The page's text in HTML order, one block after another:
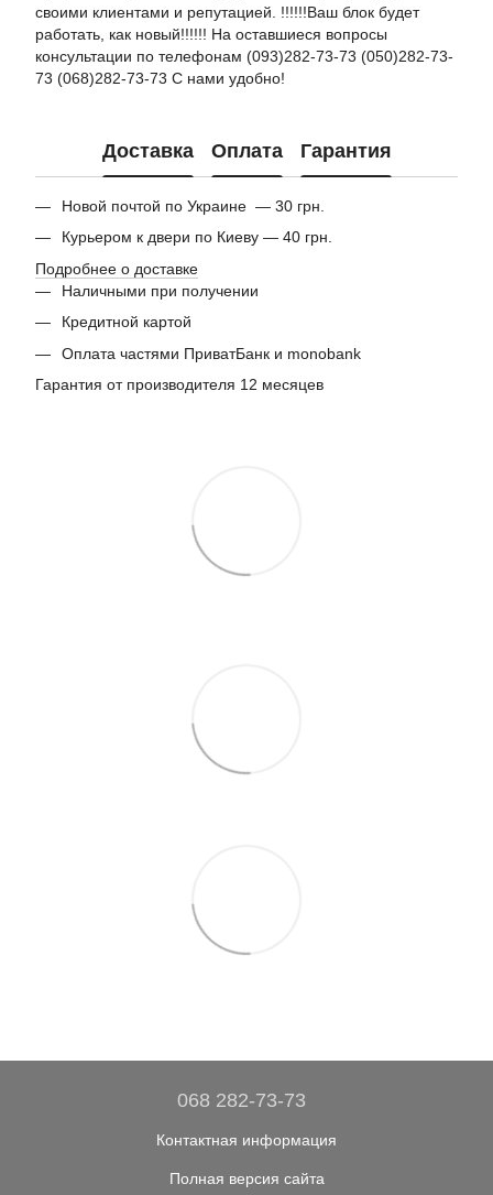
своими клиентами и репутацией. !!!!!!Ваш блок будет
работать, как новый!!!!!! На оставшиеся вопросы
консультации по телефонам (093)282-73-73 (050)282-73-
73 (068)282-73-73 С нами удобно!
Доставка Оплата Гарантия
Новой почтой по Украине — 30 грн.
Курьером к двери по Киеву — 40 грн.
Подробнее о доставке
Наличными при получении
Кредитной картой
Оплата частями ПриватБанк и monobank
Гарантия от производителя 12 месяцев
068 282-73-73
Контактная информация
Полная версия сайта